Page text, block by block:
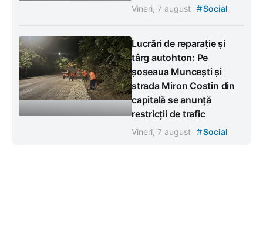
Vineri, 7 august #Social
Lucrări de reparație și
târg autohton: Pe
șoseaua Muncești și
strada Miron Costin din
capitală se anunță
restricții de trafic
Vineri, 7 august #Social